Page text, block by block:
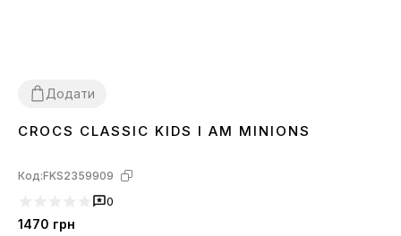
Додати
252628 29303334
CROCS CLASSIC KIDS I AM MINIONS
Код:FKS2359909
0
1470 грн